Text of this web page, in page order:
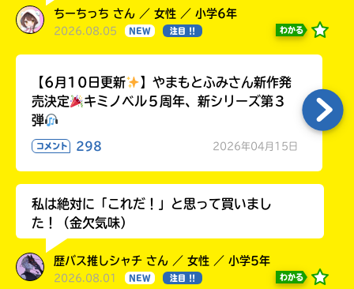
ちーちっち さん ／ 女性 ／ 小学6年
2026.08.05 NEW 注目 !! わかる
【6月10日更新
】やまもとふみさん新作発
売決定
キミノベル５周年、新シリーズ第３
弾
コメント 298 2026年04月15日
私は絶対に「これだ！」と思って買いまし
た！（金欠気味）
歴バス推しシャチ さん ／ 女性 ／ 小学5年
2026.08.01 NEW 注目 !! わかる